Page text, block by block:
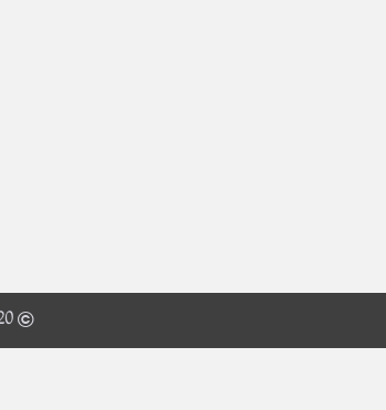
© 2020 ، جميع الحقوق محفوظة للوزارة الأولى الموريتانية